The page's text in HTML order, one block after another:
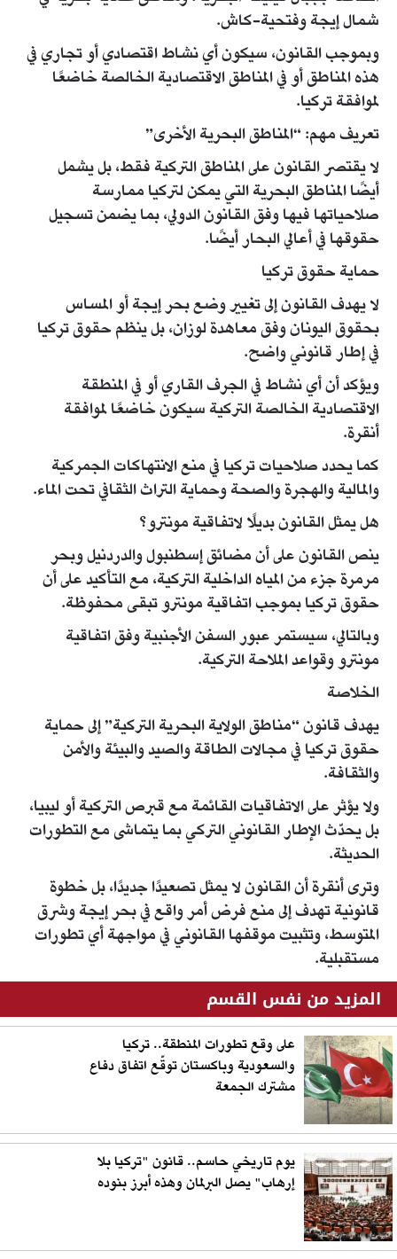
شمال إيجة وفتحية-كاش.
وبموجب القانون، سيكون أي نشاط اقتصادي أو تجاري في
هذه المناطق أو في المناطق الاقتصادية الخالصة خاضعًا
لموافقة تركيا.
تعريف مهم: “المناطق البحرية الأخرى”
لا يقتصر القانون على المناطق التركية فقط، بل يشمل
أيضًا المناطق البحرية التي يمكن لتركيا ممارسة
صلاحياتها فيها وفق القانون الدولي، بما يضمن تسجيل
حقوقها في أعالي البحار أيضًا.
حماية حقوق تركيا
لا يهدف القانون إلى تغيير وضع بحر إيجة أو المساس
بحقوق اليونان وفق معاهدة لوزان، بل ينظم حقوق تركيا
في إطار قانوني واضح.
ويؤكد أن أي نشاط في الجرف القاري أو في المنطقة
الاقتصادية الخالصة التركية سيكون خاضعًا لموافقة
أنقرة.
كما يحدد صلاحيات تركيا في منع الانتهاكات الجمركية
والمالية والهجرة والصحة وحماية التراث الثقافي تحت الماء.
هل يمثل القانون بديلًا لاتفاقية مونترو؟
ينص القانون على أن مضائق إسطنبول والدردنيل وبحر
مرمرة جزء من المياه الداخلية التركية، مع التأكيد على أن
حقوق تركيا بموجب اتفاقية مونترو تبقى محفوظة.
وبالتالي، سيستمر عبور السفن الأجنبية وفق اتفاقية
مونترو وقواعد الملاحة التركية.
الخلاصة
يهدف قانون “مناطق الولاية البحرية التركية” إلى حماية
حقوق تركيا في مجالات الطاقة والصيد والبيئة والأمن
والثقافة.
ولا يؤثر على الاتفاقيات القائمة مع قبرص التركية أو ليبيا،
بل يحدّث الإطار القانوني التركي بما يتماشى مع التطورات
الحديثة.
وترى أنقرة أن القانون لا يمثل تصعيدًا جديدًا، بل خطوة
قانونية تهدف إلى منع فرض أمر واقع في بحر إيجة وشرق
المتوسط، وتثبيت موقفها القانوني في مواجهة أي تطورات
مستقبلية.
المزيد من نفس القسم
على وقع تطورات المنطقة.. تركيا
والسعودية وباكستان توقّع اتفاق دفاع
مشترك الجمعة
يوم تاريخي حاسم.. قانون "تركيا بلا
إرهاب" يصل البرلمان وهذه أبرز بنوده